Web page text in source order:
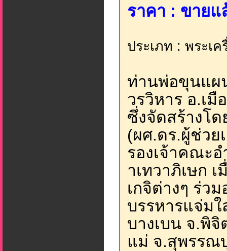
ราคา : ขายแ
ประเภท : พระเ
ท่านพ่อขุนแผ
วรวิหาร อ.เมื
ซึ่งจัดสร้างโ
(ผศ.ดร.ผู้ช่วย
รองเจ้าคณะ
าเทวาภิเษก
เกจิต่างๆ ร่ว
บรรหารแจ่ม
บางเบน จ.พิ
แม่ จ.สุพรรณ